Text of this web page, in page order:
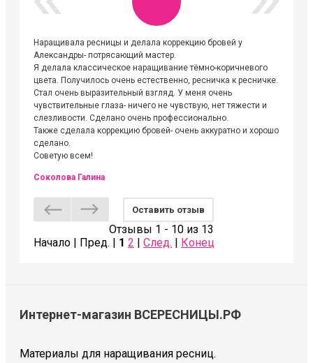
Наращивала ресницы и делала коррекцию бровей у
Александры- потрясающий мастер.
Я делала классическое наращивание тёмно-коричневого
цвета. Получилось очень естественно, ресничка к ресничке.
Стал очень выразительный взгляд. У меня очень
чувствительные глаза- ничего не чувствую, нет тяжести и
слезливости. Сделано очень профессионально.
Также сделала коррекцию бровей- очень аккуратно и хорошо
сделано.
Советую всем!
Соколова Галина
Оставить отзыв
Отзывы 1 - 10 из 13
Начало | Пред. | 1 2 | След. | Конец
Интернет-магазин ВСЕРЕСНИЦЫ.РФ
Материалы для наращивания ресниц.